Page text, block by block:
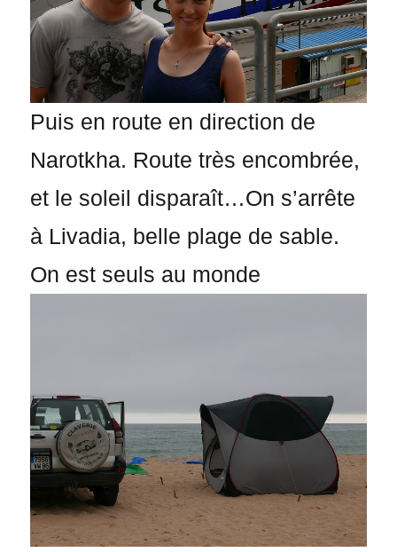
Puis en route en direction de
Narotkha. Route très encombrée,
et le soleil disparaît…On s’arrête
à Livadia, belle plage de sable.
On est seuls au monde